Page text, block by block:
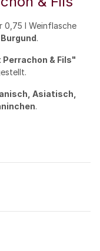
0,75 l Weinflasche
Burgund.
& Fils"
Asiatisch,
.